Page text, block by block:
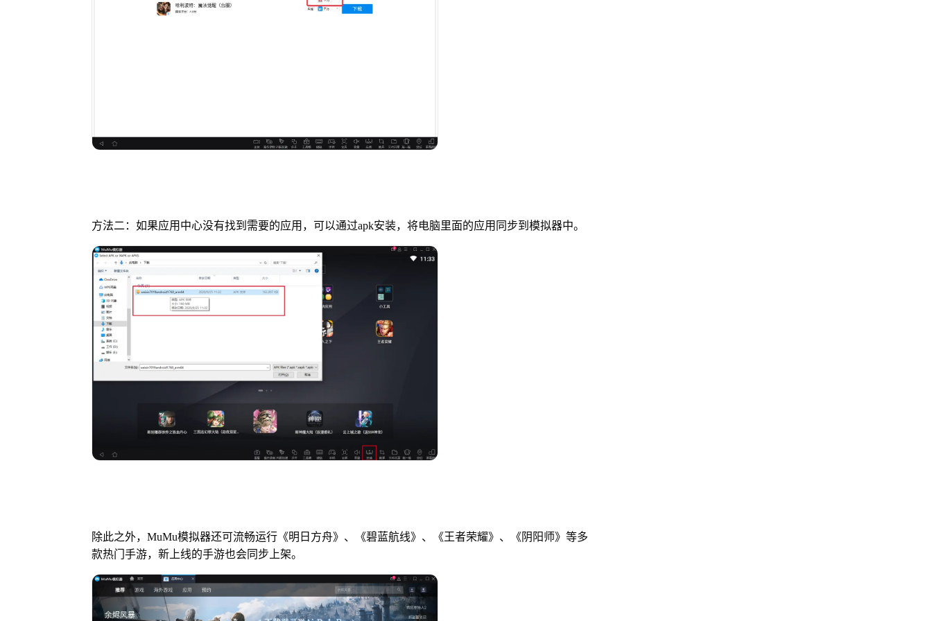
方法二：如果应用中心没有找到需要的应用，可以通过apk安装，将电脑里面的应用同步到模拟器中。
除此之外，MuMu模拟器还可流畅运行《明日方舟》、《碧蓝航线》、《王者荣耀》、《阴阳师》等多
款热门手游，新上线的手游也会同步上架。